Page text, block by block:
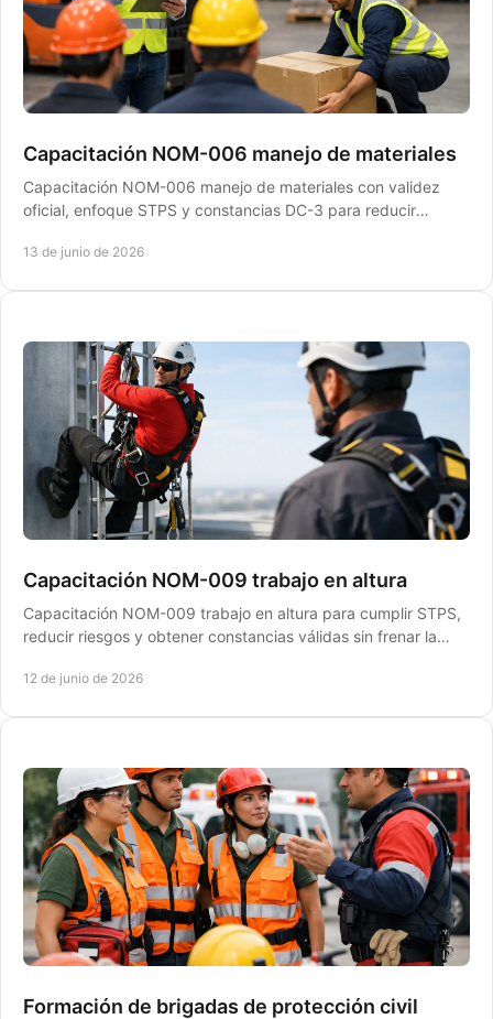
Capacitación NOM-006 manejo de materiales
Capacitación NOM-006 manejo de materiales con validez
oficial, enfoque STPS y constancias DC-3 para reducir
13 de junio de 2026
Capacitación NOM-009 trabajo en altura
Capacitación NOM-009 trabajo en altura para cumplir STPS,
reducir riesgos y obtener constancias válidas sin frenar la
12 de junio de 2026
Formación de brigadas de protección civil